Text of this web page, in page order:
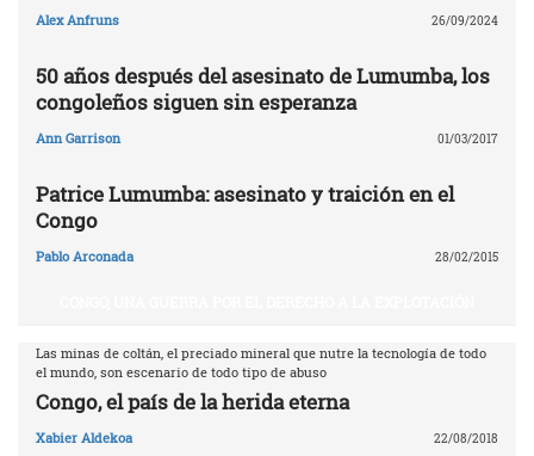
Alex Anfruns 26/09/2024
50 años después del asesinato de Lumumba, los
congoleños siguen sin esperanza
Ann Garrison 01/03/2017
Patrice Lumumba: asesinato y traición en el
Congo
Pablo Arconada 28/02/2015
Las minas de coltán, el preciado mineral que nutre la tecnología de todo
el mundo, son escenario de todo tipo de abuso
Congo, el país de la herida eterna
Xabier Aldekoa 22/08/2018